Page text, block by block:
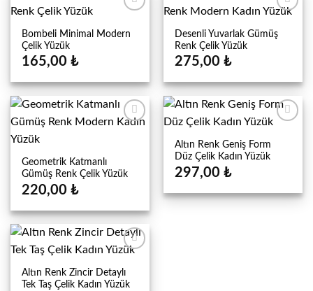
Bombeli Minimal Modern
Çelik Yüzük
165,00₺
Desenli Yuvarlak Gümüş
Renk Çelik Yüzük
275,00₺
Geometrik Katmanlı
Gümüş Renk Çelik Yüzük
220,00₺
Altın Renk Geniş Form
Düz Çelik Kadın Yüzük
297,00₺
Altın Renk Zincir Detaylı
Tek Taş Çelik Kadın Yüzük